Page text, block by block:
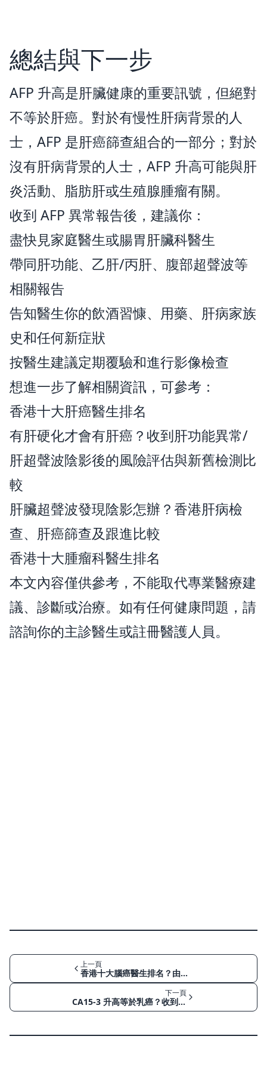
總結與下一步
AFP 升高是肝臟健康的重要訊號，但絕對
不等於肝癌。對於有慢性肝病背景的人
士，AFP 是肝癌篩查組合的一部分；對於
沒有肝病背景的人士，AFP 升高可能與肝
炎活動、脂肪肝或生殖腺腫瘤有關。
收到 AFP 異常報告後，建議你：
盡快見家庭醫生或腸胃肝臟科醫生
帶同肝功能、乙肝/丙肝、腹部超聲波等
相關報告
告知醫生你的飲酒習慷、用藥、肝病家族
史和任何新症狀
按醫生建議定期覆驗和進行影像檢查
想進一步了解相關資訊，可參考：
香港十大肝癌醫生排名
有肝硬化才會有肝癌？收到肝功能異常/
肝超聲波陰影後的風險評估與新舊檢測比
較
肝臟超聲波發現陰影怎辦？香港肝病檢
查、肝癌篩查及跟進比較
香港十大腫瘤科醫生排名
本文內容僅供參考，不能取代專業醫療建
議、診斷或治療。如有任何健康問題，請
諮詢你的主診醫生或註冊醫護人員。
上一頁
香港十大腦癌醫生排名？由頭痛、視力改變到確診後治療的實用指南
下一頁
CA15-3 升高等於乳癌？收到乳癌腫瘤標記異常後的風險評估與新舊檢測比較